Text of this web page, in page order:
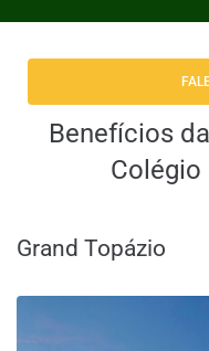
Benefícios
Grand Topázio